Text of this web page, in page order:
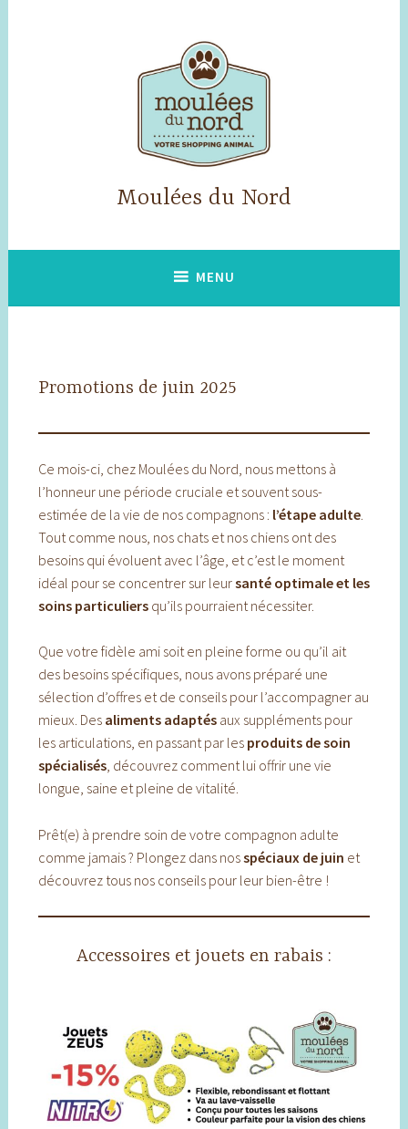
Moulées du Nord
MENU
Promotions de juin 2025
Ce mois-ci, chez Moulées du Nord, nous mettons à
l’honneur une période cruciale et souvent sous-
estimée de la vie de nos compagnons : l’étape adulte.
Tout comme nous, nos chats et nos chiens ont des
besoins qui évoluent avec l’âge, et c’est le moment
idéal pour se concentrer sur leursanté optimale et les
soins particuliersqu’ils pourraient nécessiter.
Que votre fidèle ami soit en pleine forme ou qu’il ait
des besoins spécifiques, nous avons préparé une
sélection d’offres et de conseils pour l’accompagner au
mieux. Des aliments adaptésaux suppléments pour
les articulations, en passant par les produits de soin
spécialisés, découvrez comment lui offrir une vie
longue, saine et pleine de vitalité.
Prêt(e) à prendre soin de votre compagnon adulte
comme jamais ? Plongez dans nosspéciaux de juin et
découvrez tous nos conseils pour leur bien-être !
Accessoires et jouets en rabais :